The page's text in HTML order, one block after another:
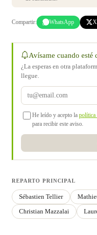
Compartir: WhatsApp X
Avísame cuando esté
¿La esperas en otra
llegue.
He leído y acepto la política
para recibir este aviso.
REPARTO PRINCIPAL
Sébastien Tellier
Christian Mazzalai